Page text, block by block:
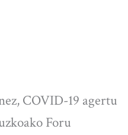
COVID-19 agertu
Foru